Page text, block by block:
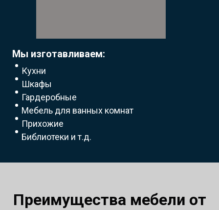
Кухни
Шкафы
Гардеробные
Мебель для ванных комнат
Прихожие
Библиотеки и т.д.
Мы изготавливаем:
Преимущества мебели от